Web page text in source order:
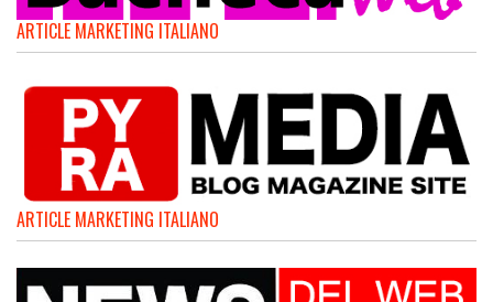
ARTICLE MARKETING ITALIANO
ARTICLE MARKETING ITALIANO